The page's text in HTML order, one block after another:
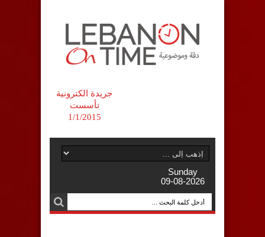
جريدة الكترونية
تأسست
1/1/2015
Sunday
09-08-2026